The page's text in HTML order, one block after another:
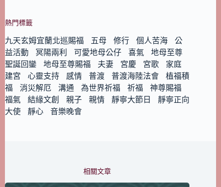
熱門標籤
九天玄姆宜蘭北巡賜福 五母 修行 個人苦海
公
益活動
冥陽兩利 可愛地母公仔 喜氣
地母至尊
聖誕回鑾
地母至尊賜福 夫妻 宮慶 宮歌
家庭
建宮
心靈支持 感情 普渡 普渡海陸法會
植福積
福
消災解厄 溝通 為世界祈福 祈福
神尊賜福
福氣
結緣文創 親子 親情 靜寧大節日
靜寧正向
大使
靜心 音樂晚會
相關文章